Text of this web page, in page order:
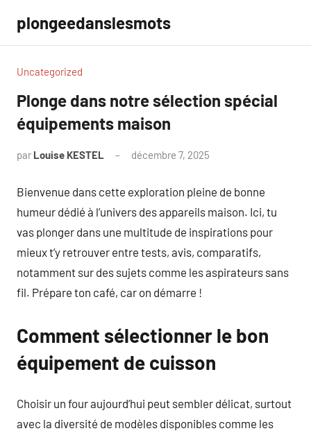
contenu
plongeedanslesmots
Uncategorized
Plonge dans notre sélection spécial
équipements maison
par Louise KESTEL décembre 7, 2025
Bienvenue dans cette exploration pleine de bonne
humeur dédié à l’univers des appareils maison. Ici, tu
vas plonger dans une multitude de inspirations pour
mieux t’y retrouver entre tests, avis, comparatifs,
notamment sur des sujets comme les aspirateurs sans
fil. Prépare ton café, car on démarre !
Comment sélectionner le bon
équipement de cuisson
Choisir un four aujourd’hui peut sembler délicat, surtout
avec la diversité de modèles disponibles comme les